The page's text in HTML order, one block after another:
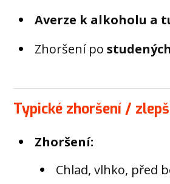
Averze k alkoholu a
Zhoršení po
Typické zhoršení /
Zhoršení:
Chlad, vlhko, před